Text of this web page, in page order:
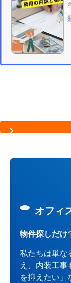
オフィ
物件探しだけ
私たちは単な
え、内装工
を抑えたい